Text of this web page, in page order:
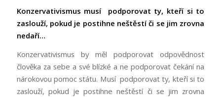
Konzervativismus musí podporovat ty, kteří si to
zaslouží, pokud je postihne neštěstí či se jim zrovna
nedaří…
Konzervativismus by měl podporovat odpovědnost
člověka za sebe a své blízké a ne podporovat čekání na
nárokovou pomoc státu. Musí podporovat ty, kteří si to
zaslouží, pokud je postihne neštěstí či se jim zrovna